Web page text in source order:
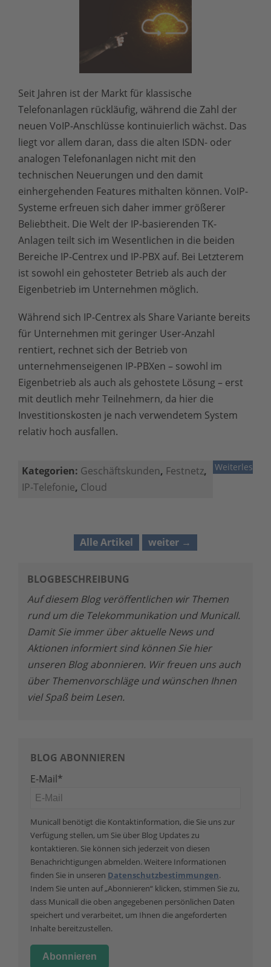
Seit Jahren ist der Markt für klassische
Telefonanlagen rückläufig, während die Zahl der
neuen VoIP-Anschlüsse kontinuierlich wächst. Das
liegt vor allem daran, dass die alten ISDN- oder
analogen Telefonanlagen nicht mit den
technischen Neuerungen und den damit
einhergehenden Features mithalten können. VoIP-
Systeme erfreuen sich daher immer größerer
Beliebtheit. Die Welt der IP-basierenden TK-
Anlagen teilt sich im Wesentlichen in die beiden
Bereiche IP-Centrex und IP-PBX auf. Bei Letzterem
ist sowohl ein gehosteter Betrieb als auch der
Eigenbetrieb im Unternehmen möglich.
Während sich IP-Centrex als Share Variante bereits
für Unternehmen mit geringer User-Anzahl
rentiert, rechnet sich der Betrieb von
unternehmenseigenen IP-PBXen – sowohl im
Eigenbetrieb als auch als gehostete Lösung – erst
mit deutlich mehr Teilnehmern, da hier die
Investitionskosten je nach verwendetem System
relativ hoch ausfallen.
Weiterlesen
Kategorien: Geschäftskunden, Festnetz,
IP-Telefonie, Cloud
Alle Artikel weiter
BLOGBESCHREIBUNG
Auf diesem Blog veröffentlichen wir Themen
rund um die Telekommunikation und Municall.
Damit Sie immer über aktuelle News und
Aktionen informiert sind können Sie hier
unseren Blog abonnieren. Wir freuen uns auch
über Themenvorschläge und wünschen Ihnen
viel Spaß beim Lesen.
BLOG ABONNIEREN
E-Mail*
Municall benötigt die Kontaktinformation, die Sie uns zur
Verfügung stellen, um Sie über Blog Updates zu
kontaktieren. Sie können sich jederzeit von diesen
Benachrichtigungen abmelden. Weitere Informationen
finden Sie in unseren Datenschutzbestimmungen.
Indem Sie unten auf „Abonnieren“ klicken, stimmen Sie zu,
dass Municall die oben angegebenen persönlichen Daten
speichert und verarbeitet, um Ihnen die angeforderten
Inhalte bereitzustellen.